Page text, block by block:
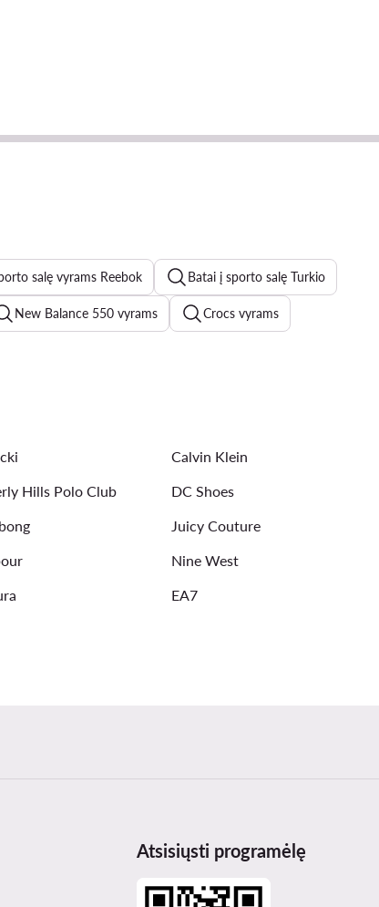
salę vyrams Reebok Batai į sporto salę Turkio
New Balance 550 vyrams Crocs vyrams
Calvin Klein
Hills Polo Club
DC Shoes
Juicy Couture
Nine West
EA7
Atsisiųsti programėlę